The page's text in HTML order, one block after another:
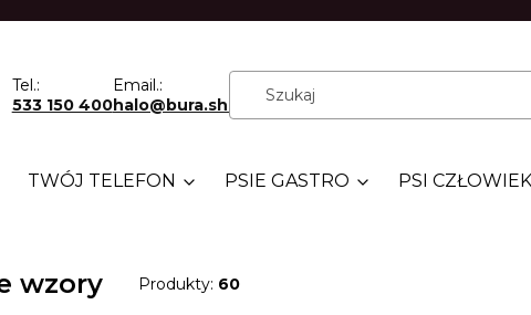
Tel.:
533 150 400
Email.:
halo@bura.shop
TWÓJ TELEFON PSIE GASTRO PSI CZŁOWIEK
wzory Produkty: 60